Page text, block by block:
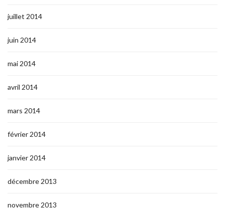
juillet 2014
juin 2014
mai 2014
avril 2014
mars 2014
février 2014
janvier 2014
décembre 2013
novembre 2013